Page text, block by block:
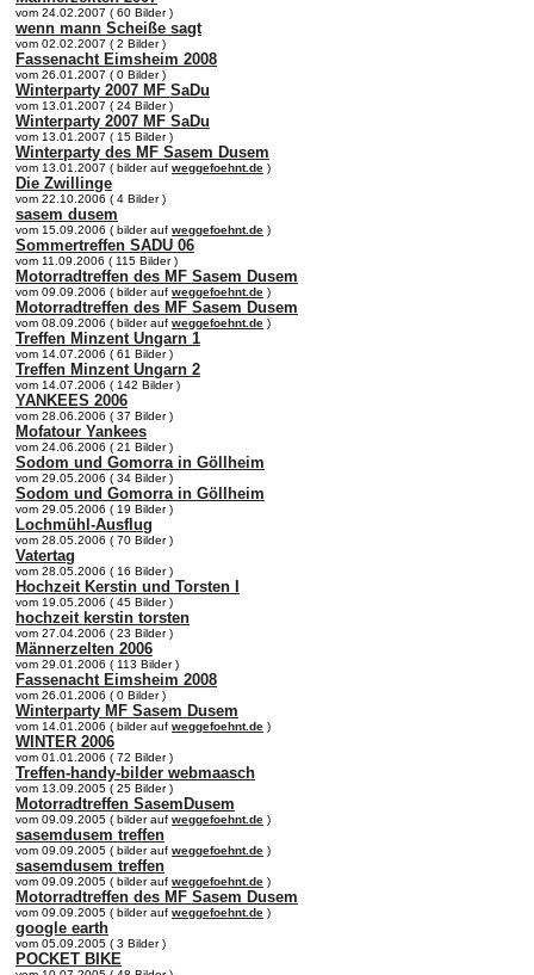
vom 24.02.2007 ( 60 Bilder )
wenn mann Scheiße sagt
vom 02.02.2007 ( 2 Bilder )
Fassenacht Eimsheim 2008
vom 26.01.2007 ( 0 Bilder )
Winterparty 2007 MF SaDu
vom 13.01.2007 ( 24 Bilder )
Winterparty 2007 MF SaDu
vom 13.01.2007 ( 15 Bilder )
Winterparty des MF Sasem Dusem
vom 13.01.2007 ( bilder auf weggefoehnt.de )
Die Zwillinge
vom 22.10.2006 ( 4 Bilder )
sasem dusem
vom 15.09.2006 ( bilder auf weggefoehnt.de )
Sommertreffen SADU 06
vom 11.09.2006 ( 115 Bilder )
Motorradtreffen des MF Sasem Dusem
vom 09.09.2006 ( bilder auf weggefoehnt.de )
Motorradtreffen des MF Sasem Dusem
vom 08.09.2006 ( bilder auf weggefoehnt.de )
Treffen Minzent Ungarn 1
vom 14.07.2006 ( 61 Bilder )
Treffen Minzent Ungarn 2
vom 14.07.2006 ( 142 Bilder )
YANKEES 2006
vom 28.06.2006 ( 37 Bilder )
Mofatour Yankees
vom 24.06.2006 ( 21 Bilder )
Sodom und Gomorra in Göllheim
vom 29.05.2006 ( 34 Bilder )
Sodom und Gomorra in Göllheim
vom 29.05.2006 ( 19 Bilder )
Lochmühl-Ausflug
vom 28.05.2006 ( 70 Bilder )
Vatertag
vom 28.05.2006 ( 16 Bilder )
Hochzeit Kerstin und Torsten I
vom 19.05.2006 ( 45 Bilder )
hochzeit kerstin torsten
vom 27.04.2006 ( 23 Bilder )
Männerzelten 2006
vom 29.01.2006 ( 113 Bilder )
Fassenacht Eimsheim 2008
vom 26.01.2006 ( 0 Bilder )
Winterparty MF Sasem Dusem
vom 14.01.2006 ( bilder auf weggefoehnt.de )
WINTER 2006
vom 01.01.2006 ( 72 Bilder )
Treffen-handy-bilder webmaasch
vom 13.09.2005 ( 25 Bilder )
Motorradtreffen SasemDusem
vom 09.09.2005 ( bilder auf weggefoehnt.de )
sasemdusem treffen
vom 09.09.2005 ( bilder auf weggefoehnt.de )
sasemdusem treffen
vom 09.09.2005 ( bilder auf weggefoehnt.de )
Motorradtreffen des MF Sasem Dusem
vom 09.09.2005 ( bilder auf weggefoehnt.de )
google earth
vom 05.09.2005 ( 3 Bilder )
POCKET BIKE